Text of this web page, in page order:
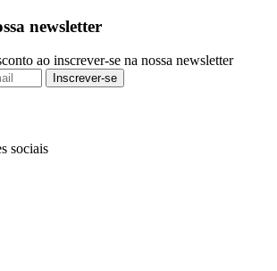
newsletter
ao inscrever-se na nossa newsletter
Inscrever-se
sociais